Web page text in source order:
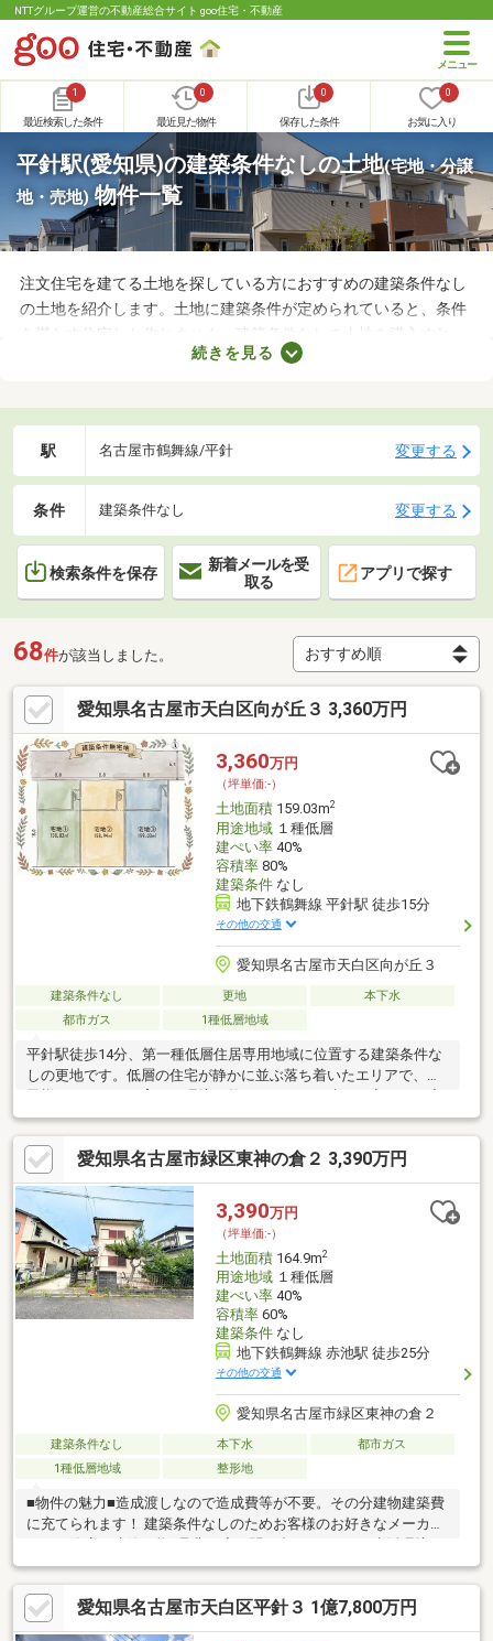
NTTグループ運営の不動産総合サイト goo住宅・不動産
1
最近検索した条件
0
最近見た物件
0
保存した条件
0
お気に入り
平針駅(愛知県)の建築条件なしの土地(宅地・分譲
地・売地) 物件一覧
注文住宅を建てる土地を探している方におすすめの建築条件なし
の土地を紹介します。土地に建築条件が定められていると、条件
を満たす住宅しか作れません。建築条件なしの土地を購入すれ
ば、自由度の高い注文住宅を建てられるため、家族全員の理想を
境をチェックして、好みの場所にある土地を購入しましょう。
続きを見る
駅 名古屋市鶴舞線/平針 変更する
条件 建築条件なし 変更する
検索条件を保存
新着メールを受
取る
アプリで探す
68件が該当しました。
愛知県名古屋市天白区向が丘３ 3,360万円
3,360万円
（坪単価:-）
土地面積159.03m2
用途地域１種低層
建ぺい率40%
容積率80%
建築条件なし
地下鉄鶴舞線 平針駅 徒歩15分
その他の交通
愛知県名古屋市天白区向が丘３
建築条件なし 更地
本下水
都市ガス
1種低層地域
平針駅徒歩14分、第一種低層住居専用地域に位置する建築条件な
しの更地です。低層の住宅が静かに並ぶ落ち着いたエリアで、お
子様がのびのびと育てる環境が整っています。建ぺい率40％・容
積率80％のため、ゆとりある敷地計画が可能です。北側に幅員約
6.5mの公道が接道し、接道長さは約8.8mを確保しています。開放
感と使いやすさを兼ね備えた土地形状で、車の出し入れもスムー
ズです。都市ガスも引込済みのため、インフラ整備の手間がなく
建築計画にスムーズに進めます。建築条件がないため、お好みの
ハウスメーカーや工務店を自由に選択可能。間取りや外観デザイ
ンも一から思い描き、ご家族だけの理想の住まいを実現できま
す。
愛知県名古屋市緑区東神の倉２ 3,390万円
3,390万円
（坪単価:-）
土地面積164.9m2
用途地域１種低層
建ぺい率40%
容積率60%
建築条件なし
地下鉄鶴舞線 赤池駅 徒歩25分
その他の交通
愛知県名古屋市緑区東神の倉２
建築条件なし 本下水
都市ガス
1種低層地域
整形地
■物件の魅力■造成渡しなので造成費等が不要。その分建物建築費
に充てられます！ 建築条件なしのためお客様のお好きなメーカ
■・公園、保育園、小学校が近くに揃っているので子育て世帯に
も住みやすく安心の住環境♪・周辺商業施設が充実♪スーパー徒歩
約8分、ドラッグストア徒歩約12分。毎日のお買い物も楽々で
す・神の倉公園まで徒歩約6分！休日は家族でのんびりピクニック
愛知県名古屋市天白区平針３ 1億7,800万円